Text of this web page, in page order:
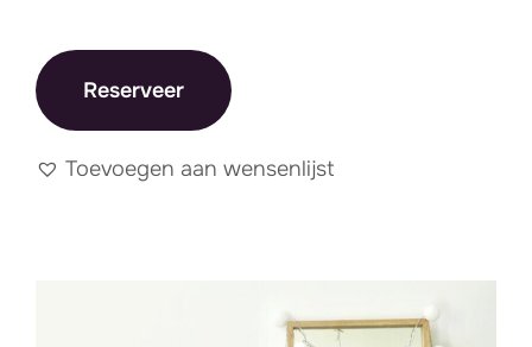
Reserveer
Toevoegen aan wensenlijst